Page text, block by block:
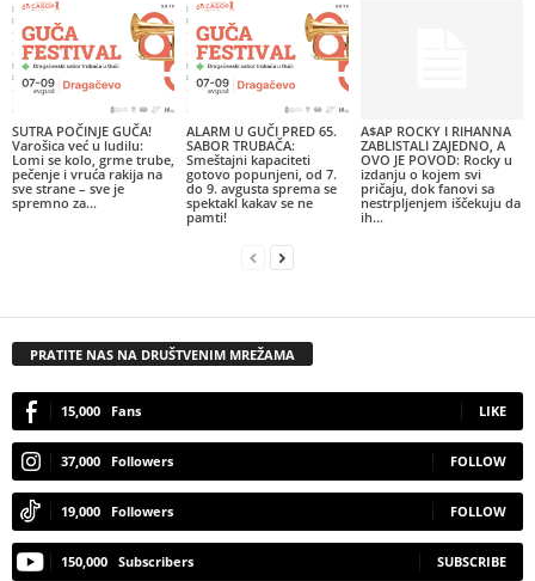
SUTRA POČINJE GUČA!
Varošica već u ludilu:
Lomi se kolo, grme trube,
pečenje i vruća rakija na
sve strane – sve je
spremno za...
ALARM U GUČI PRED 65.
SABOR TRUBAČA:
Smeštajni kapaciteti
gotovo popunjeni, od 7.
do 9. avgusta sprema se
spektakl kakav se ne
pamti!
A$AP ROCKY I RIHANNA
ZABLISTALI ZAJEDNO, A
OVO JE POVOD: Rocky u
izdanju o kojem svi
pričaju, dok fanovi sa
nestrpljenjem iščekuju da
ih...
PRATITE NAS NA DRUŠTVENIM MREŽAMA
15,000 Fans LIKE
37,000 Followers FOLLOW
19,000 Followers FOLLOW
150,000 Subscribers SUBSCRIBE